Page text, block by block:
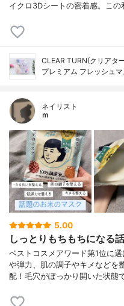
イクロ3Dシートの密着感。こ
CLEAR TURN(クリアタ
プレミアム フレッシュ
ネイリスト
ｍ
5.00
しっとりもちもちになる
ベストコスメアワード第1位に
や弾力、肌の調子やキメなどを
配！毛穴がぽっかり開いた状態